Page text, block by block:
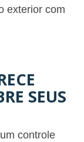
exterior com
SEUS
controle